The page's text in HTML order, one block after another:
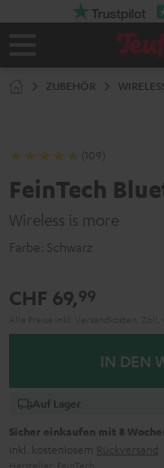
ZUBEHÖR
(109)
FeinTech
Wireless is more
Farbe: Schwarz
CHF 69,99
IN DEN
Auf Lager
Sicher einkaufen mit 8
inkl. kostenlosem Rückversand